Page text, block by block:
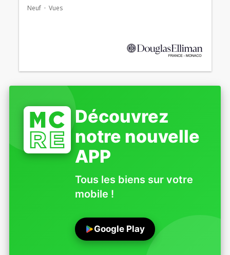
Neuf Vues
Découvrez
notre nouvelle
APP
Tous les biens sur votre
mobile !
Google Play